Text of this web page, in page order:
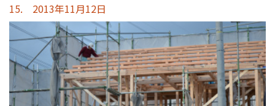
15. 2013年11月12日